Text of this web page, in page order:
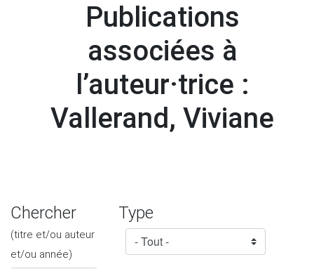
Publications
associées à
l’auteur·trice :
Vallerand, Viviane
Chercher
(titre et/ou auteur
et/ou année)
Type